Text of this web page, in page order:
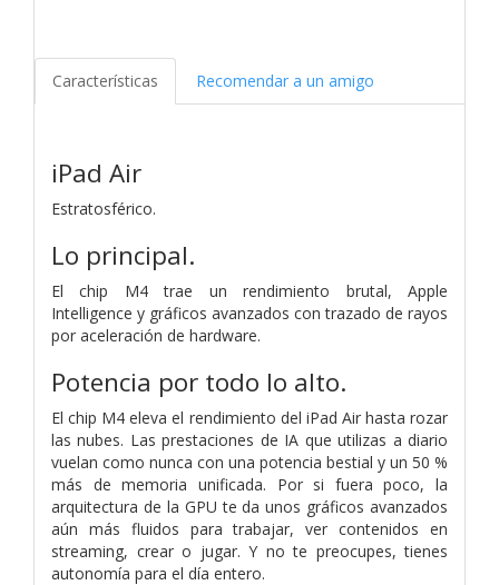
Características Recomendar a un amigo
iPad Air
Estratosférico.
Lo principal.
El chip M4 trae un rendimiento brutal, Apple
Intelligence y gráficos avanzados con trazado de rayos
por aceleración de hardware.
Potencia por todo lo alto.
El chip M4 eleva el rendimiento del iPad Air hasta rozar
las nubes. Las prestaciones de IA que utilizas a diario
vuelan como nunca con una potencia bestial y un 50 %
más de memoria unificada. Por si fuera poco, la
arquitectura de la GPU te da unos gráficos avanzados
aún más fluidos para trabajar, ver contenidos en
streaming, crear o jugar. Y no te preocupes, tienes
autonomía para el día entero.